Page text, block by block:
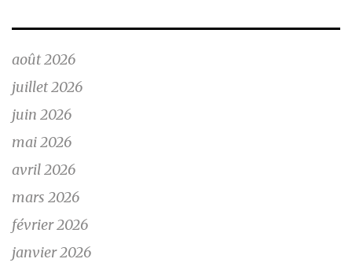
août 2026
juillet 2026
juin 2026
mai 2026
avril 2026
mars 2026
février 2026
janvier 2026